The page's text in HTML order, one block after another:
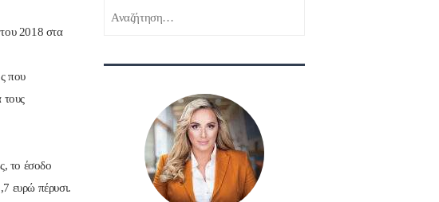
2018 στα
που
τους
το έσοδο
ευρώ πέρυσι.